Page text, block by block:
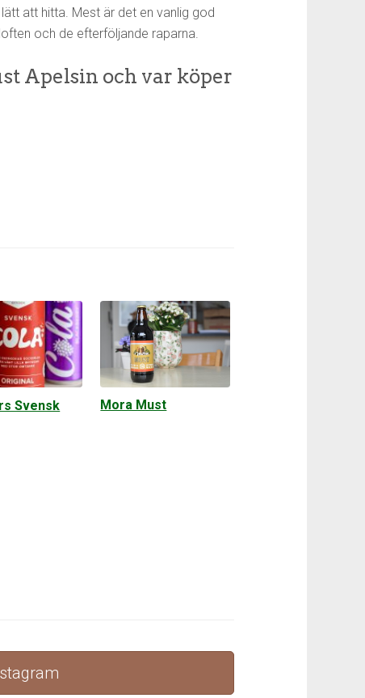
att hitta. Mest är det en vanlig god
och de efterföljande raparna.
Apelsin och var köper
Svensk
Mora Must